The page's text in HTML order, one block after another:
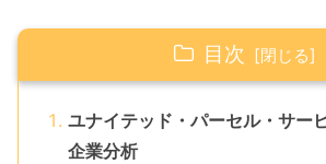
目次
ユナイテッド・パーセル・サー
企業分析